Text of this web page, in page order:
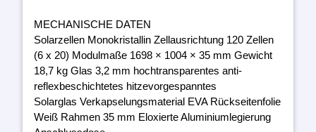
MECHANISCHE DATEN
Solarzellen Monokristallin Zellausrichtung 120 Zellen
(6 x 20) Modulmaße 1698 × 1004 × 35 mm Gewicht
18,7 kg Glas 3,2 mm hochtransparentes anti-
reflexbeschichtetes hitzevorgespanntes
Solarglas Verkapselungsmaterial EVA Rückseitenfolie
Weiß Rahmen 35 mm Eloxierte Aluminiumlegierung